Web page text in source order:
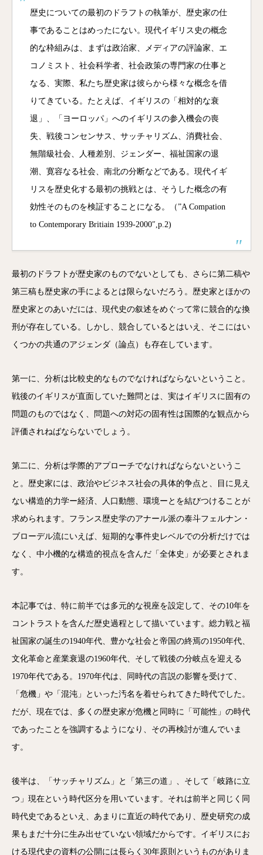
歴史についての最初のドラフトの執筆が、歴史家の仕
事であることはめったにない。現代イギリス史の概念
的な枠組みは、まずは政治家、メディアの評論家、エ
コノミスト、社会科学者、社会政策の専門家の仕事と
なる、実際、私たち歴史家は彼らから様々な概念を借
りてきている。たとえば、イギリスの「相対的な衰
退」、「ヨーロッパ」へのイギリスの参入機会の喪
失、戦後コンセンサス、サッチャリズム、消費社会、
無階級社会、人種差別、ジェンダー、福祉国家の退
潮、寛容なる社会、南北の分断などである。現代イギ
リスを歴史化する最初の挑戦とは、そうした概念の有
効性そのものを検証することになる。（”A Compation
to Contemporary Britiain 1939-2000″,p.2)
最初のドラフトが歴史家のものでないとしても、さらに第二稿や
第三稿も歴史家の手によるとは限らないだろう。歴史家とほかの
歴史家とのあいだには、現代史の叙述をめぐって常に競合的な換
刑が存在している。しかし、競合しているとはいえ、そこにはい
くつかの共通のアジェンダ（論点）も存在しています。
第一に、分析は比較史的なものでなければならないということ。
戦後のイギリスが直面していた難問とは、実はイギリスに固有の
問題のものではなく、問題への対応の固有性は国際的な観点から
評価されねばならないでしょう。
第二に、分析は学際的アプローチでなければならないというこ
と。歴史家には、政治やビジネス社会の具体的争点と、目に見え
ない構造的力学ー経済、人口動態、環境ーとを結びつけることが
求められます。フランス歴史学のアナール派の泰斗フェルナン・
ブローデル流にいえば、短期的な事件史レベルでの分析だけでは
なく、中小機的な構造的視点を含んだ「全体史」が必要とされま
す。
本記事では、特に前半では多元的な視座を設定して、その10年を
コントラストを含んだ歴史過程として描いています。総力戦と福
祉国家の誕生の1940年代、豊かな社会と帝国の終焉の1950年代、
文化革命と産業衰退の1960年代、そして戦後の分岐点を迎える
1970年代である。1970年代は、同時代の言説の影響を受けて、
「危機」や「混沌」といった汚名を着せられてきた時代でした。
だが、現在では、多くの歴史家が危機と同時に「可能性」の時代
であったことを強調するようになり、その再検討が進んでいま
す。
後半は、「サッチャリズム」と「第三の道」、そして「岐路に立
つ」現在という時代区分を用いています。それは前半と同じく同
時代史であるといえ、あまりに直近の時代であり、歴史研究の成
果もまだ十分に生み出せていない領域だからです。イギリスにお
ける現代史の資料の公開には長らく30年原則というものがありま